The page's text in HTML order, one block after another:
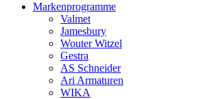
Markenprogramme
Valmet
Jamesbury
Wouter Witzel
Gestra
AS Schneider
Ari Armaturen
WIKA